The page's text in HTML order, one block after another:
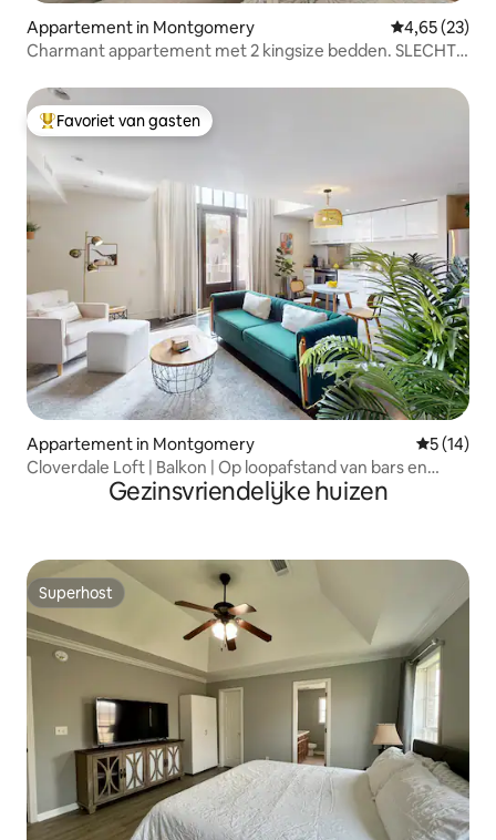
Appartement in Montgomery Gemiddelde
4,65 (23)
Charmant appartement met 2 kingsize bedden. SLECHTS
Topfavoriet van gasten
Favoriet van gasten
Appartement in Montgomery
5 (14)
Cloverdale Loft | Balkon | Op loopafstand van bars en
restaurantsGezinsvriendelijke huizen
Superhost
Superhost